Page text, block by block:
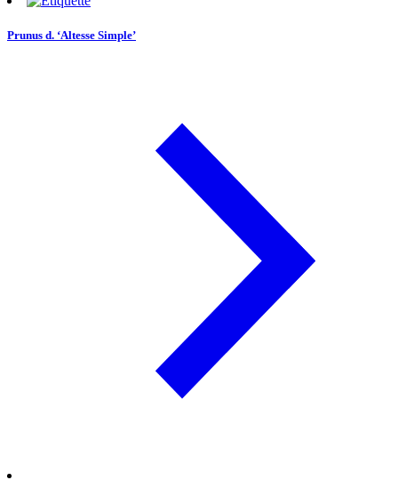
Prunus d. ‘Altesse Simple’